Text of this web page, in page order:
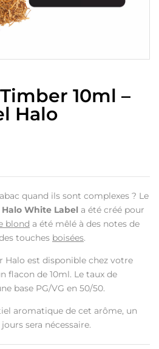
10ml –
Halo
quand ils sont complexes ? Le
White Label a été créé pour
blond a été mêlé à des notes de
touches boisées.
Halo est disponible chez votre
flacon de 10ml. Le taux de
base PG/VG en 50/50.
aromatique de cet arôme, un
sera nécessaire.